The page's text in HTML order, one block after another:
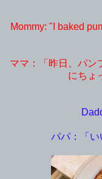
Mommy: "I baked
ママ：「昨日、パン
にちょ
パパ：「